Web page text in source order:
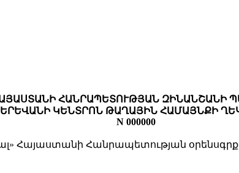
ՀԱՆՐԱՊԵՏՈՒԹՅԱՆ ԶԻՆԱՆՇԱՆԻ
ԵՐԵՎԱՆԻ ԿԵՆՏՐՈՆ ԹԱՂԱՅԻՆ ՀԱՄԱՅՆՔԻ
N 000000
Հայաստանի Հանրապետության